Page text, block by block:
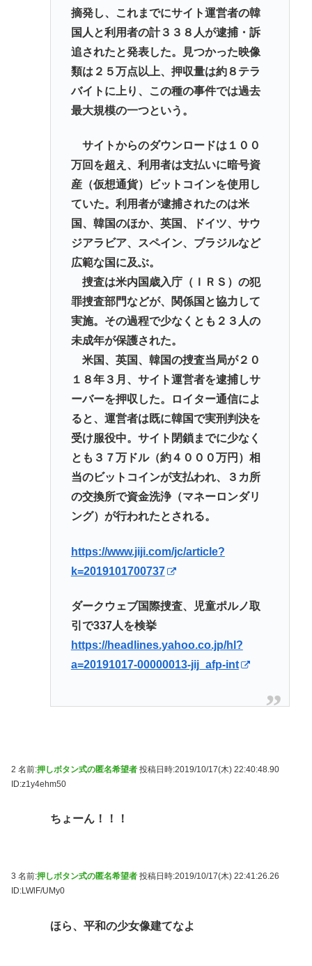
摘発し、これまでにサイト運営者の韓
国人と利用者の計３３８人が逮捕・訴
追されたと発表した。見つかった映像
類は２５万点以上、押収量は約８テラ
バイトに上り、この種の事件では過去
最大規模の一つという。
サイトからのダウンロードは１００
万回を超え、利用者は支払いに暗号資
産（仮想通貨）ビットコインを使用し
ていた。利用者が逮捕されたのは米
国、韓国のほか、英国、ドイツ、サウ
ジアラビア、スペイン、ブラジルなど
広範な国に及ぶ。
捜査は米内国歳入庁（ＩＲＳ）の犯
罪捜査部門などが、関係国と協力して
実施。その過程で少なくとも２３人の
未成年が保護された。
米国、英国、韓国の捜査当局が２０
１８年３月、サイト運営者を逮捕しサ
ーバーを押収した。ロイター通信によ
ると、運営者は既に韓国で実刑判決を
受け服役中。サイト閉鎖までに少なく
とも３７万ドル（約４０００万円）相
当のビットコインが支払われ、３カ所
の交換所で資金洗浄（マネーロンダリ
ング）が行われたとされる。
https://www.jiji.com/jc/article?
k=2019101700737
ダークウェブ国際捜査、児童ポルノ取
引で337人を検挙
https://headlines.yahoo.co.jp/hl?
a=20191017-00000013-jij_afp-int
2 名前:押しボタン式の匿名希望者 投稿日時:2019/10/17(木) 22:40:48.90
ID:z1y4ehm50
ちょーん！！！
3 名前:押しボタン式の匿名希望者 投稿日時:2019/10/17(木) 22:41:26.26
ID:LWlF/UMy0
ほら、平和の少女像建てなよ